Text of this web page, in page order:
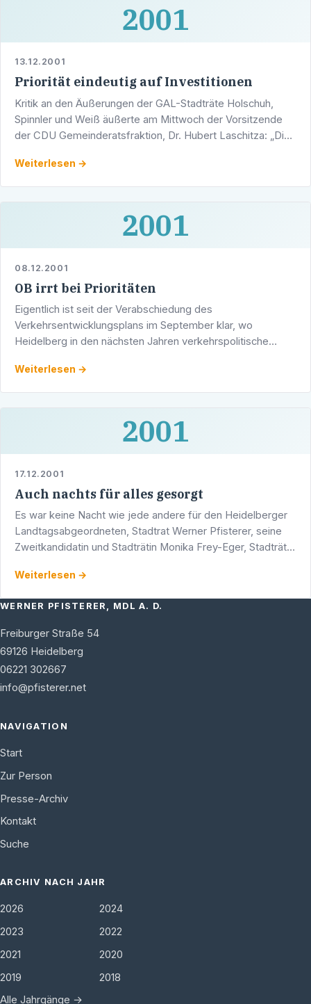
2001
13.12.2001
Priorität eindeutig auf Investitionen
Kritik an den Äußerungen der GAL-Stadträte Holschuh,
Spinnler und Weiß äußerte am Mittwoch der Vorsitzende
der CDU Gemeinderatsfraktion, Dr. Hubert Laschitza: „Die
Weiterlesen →
2001
08.12.2001
OB irrt bei Prioritäten
Eigentlich ist seit der Verabschiedung des
Verkehrsentwicklungsplans im September klar, wo
Heidelberg in den nächsten Jahren verkehrspolitische
zumindest meinen.
Weiterlesen →
2001
17.12.2001
Auch nachts für alles gesorgt
Es war keine Nacht wie jede andere für den Heidelberger
Landtagsabgeordneten, Stadtrat Werner Pfisterer, seine
Zweitkandidatin und Stadträtin Monika Frey-Eger, Stadträtin
Weiterlesen →
WERNER PFISTERER, MDL A. D.
Freiburger Straße 54
69126 Heidelberg
06221 302667
info@pfisterer.net
NAVIGATION
Start
Zur Person
Presse-Archiv
Kontakt
Suche
ARCHIV NACH JAHR
2026
2024
2023
2022
2021
2020
2019
2018
Alle Jahrgänge →